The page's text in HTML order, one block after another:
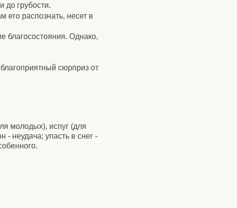
до грубости.
его распознать, несет в
благосостояния. Однако,
сюрприз от
молодых), испуг (для
- неудача; упасть в снег -